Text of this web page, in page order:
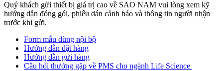
Quý khách gửi thiết bị giá trị cao về SAO NAM vui lòng xem kỹ
hướng dẫn đóng gói, phiếu dán cảnh báo và thông tin người nhận
trước khi gửi.
Form mẫu dùng nội bộ
Hướng dẫn đặt hàng
Hướng dẫn gửi hàng
Câu hỏi thường gặp về PMS cho ngành Life Science